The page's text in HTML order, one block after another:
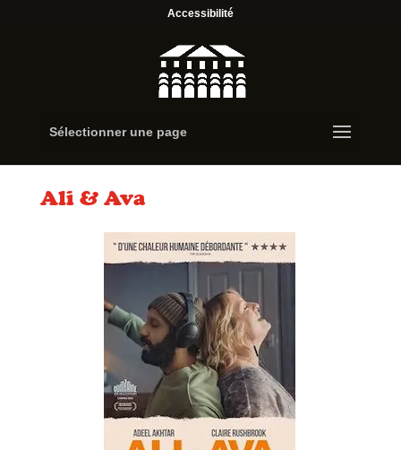
Accessibilité
Sélectionner une page
Ali & Ava